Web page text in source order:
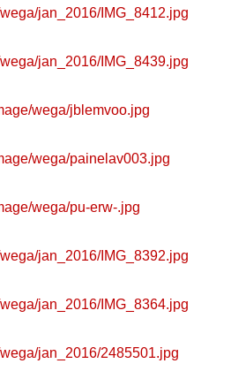
jan_2016/IMG_8412.jpg
jan_2016/IMG_8439.jpg
wega/jblemvoo.jpg
wega/painelav003.jpg
wega/pu-erw-.jpg
jan_2016/IMG_8392.jpg
jan_2016/IMG_8364.jpg
jan_2016/2485501.jpg